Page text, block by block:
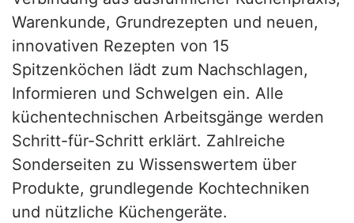
Warenkunde, Grundrezepten und neuen,
innovativen Rezepten von 15
Spitzenköchen lädt zum Nachschlagen,
Informieren und Schwelgen ein. Alle
küchentechnischen Arbeitsgänge werden
Schritt-für-Schritt erklärt. Zahlreiche
Sonderseiten zu Wissenswertem über
Produkte, grundlegende Kochtechniken
und nützliche Küchengeräte.